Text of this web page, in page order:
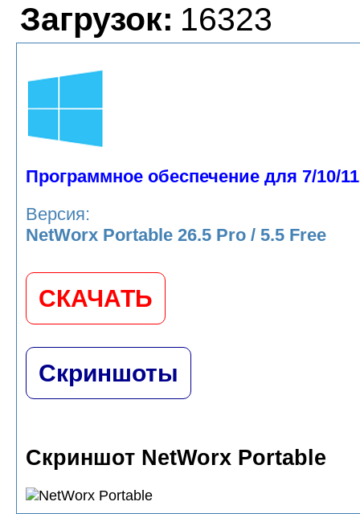
Загрузок: 16323
Программное обеспечение для 7/10/11
Версия:
NetWorx Portable 26.5 Pro / 5.5 Free
СКАЧАТЬ
Скриншоты
Скриншот NetWorx Portable